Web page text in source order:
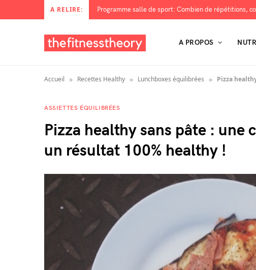
A RELIRE: Programme salle de sport: Combien de répétitions,
A PROPOS
Accueil » Recettes Healthy » Lunchboxes équilibrées » Pizza
ASSIETTES ÉQUILIBRÉES
Pizza healthy sans pâte : une
un résultat 100% healthy !